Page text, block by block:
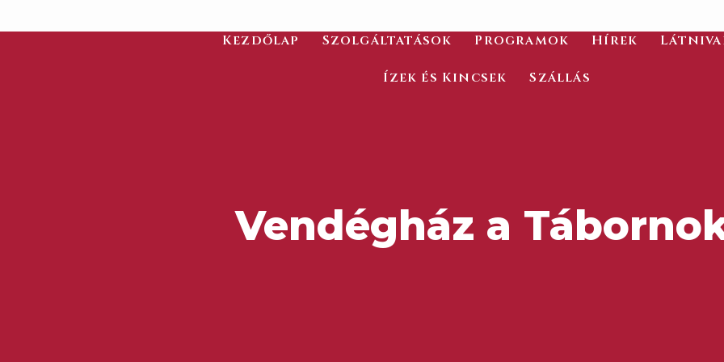
Kezdőlap Szolgáltatások Programok Hírek
Ízek és Kincsek Szállás
Vendégház a